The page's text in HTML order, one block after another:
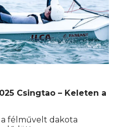
Csingtao – Keleten a
félművelt dakota